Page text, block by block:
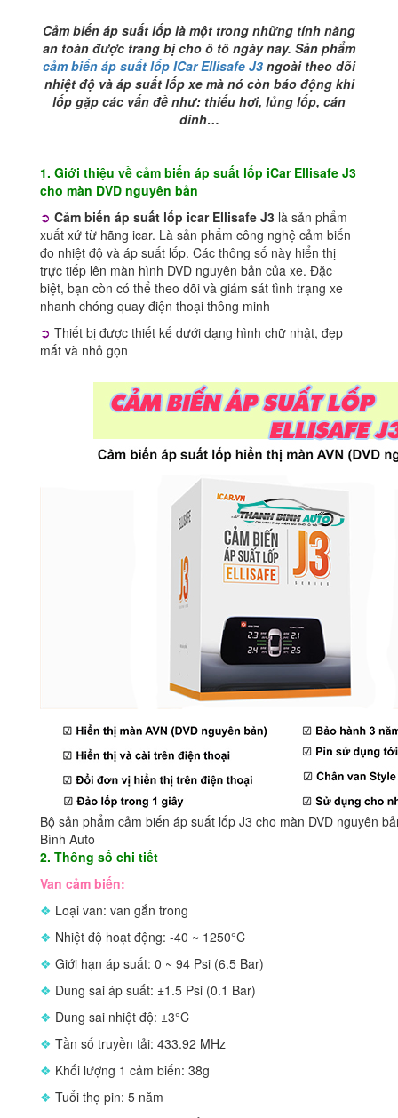
lượng
Cảm biến áp suất lốp là một trong những tính năng
an toàn được trang bị cho ô tô ngày nay. Sản phẩm
cảm biến áp suất lốp ICar Ellisafe J3 ngoài theo dõi
nhiệt độ và áp suất lốp xe mà nó còn báo động khi
lốp gặp các vấn đề như: thiếu hơi, lủng lốp, cán
đinh…
1. Giới thiệu về cảm biến áp suất lốp iCar Ellisafe J3
cho màn DVD nguyên bản
➲ Cảm biến áp suất lốp icar Ellisafe J3 là sản phẩm
xuất xứ từ hãng icar. Là sản phẩm công nghệ cảm biến
đo nhiệt độ và áp suất lốp. Các thông số này hiển thị
trực tiếp lên màn hình DVD nguyên bản của xe. Đặc
biệt, bạn còn có thể theo dõi và giám sát tình trạng xe
nhanh chóng quay điện thoại thông minh
➲ Thiết bị được thiết kế dưới dạng hình chữ nhật, đẹp
mắt và nhỏ gọn
Bộ sản phẩm cảm biến áp suất lốp J3 cho màn DVD nguyên
Bình Auto
2. Thông số chi tiết
Van cảm biến:
❖ Loại van: van gắn trong
❖ Nhiệt độ hoạt động: -40 ~ 1250°C
❖ Giới hạn áp suất: 0 ~ 94 Psi (6.5 Bar)
❖ Dung sai áp suất: ±1.5 Psi (0.1 Bar)
❖ Dung sai nhiệt độ: ±3°C
❖ Tần số truyền tải: 433.92 MHz
❖ Khối lượng 1 cảm biến: 38g
❖ Tuổi thọ pin: 5 năm